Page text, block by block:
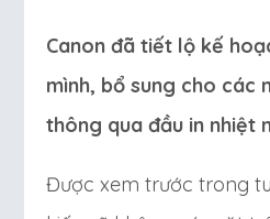
Canon đã tiết lộ kế
mình, bổ sung cho các
thông qua đầu in nhiệt
Được xem trước trong